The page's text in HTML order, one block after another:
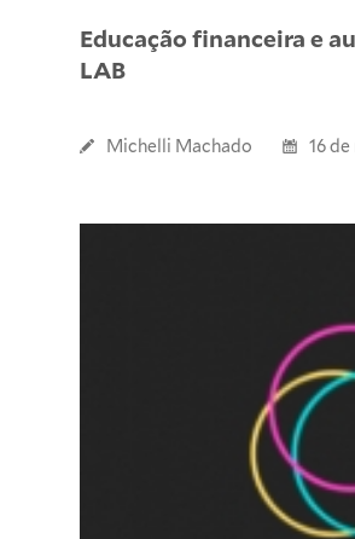
Educação financeira e
LAB
Michelli Machado 16